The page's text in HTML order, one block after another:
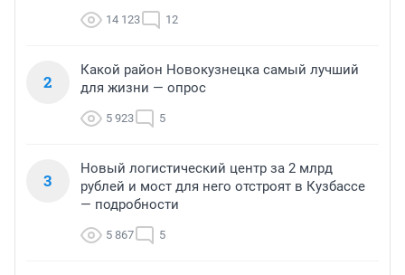
14 123 12
2
Какой район Новокузнецка самый лучший
для жизни — опрос
5 923 5
3
Новый логистический центр за 2 млрд
рублей и мост для него отстроят в Кузбассе
— подробности
5 867 5